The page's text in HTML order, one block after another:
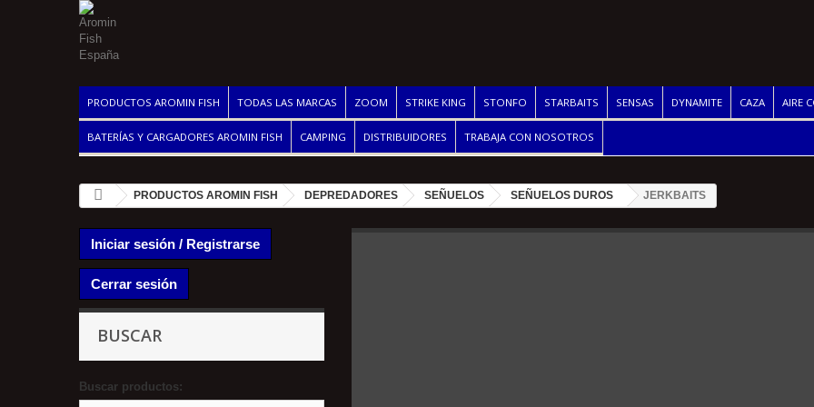
PRODUCTOS AROMIN FISH TODAS LAS MARCAS ZOOM STRIKE KING STONFO STARBAITS SENSAS DYNAMITE CAZA AIRE
BATERÍAS Y CARGADORES AROMIN FISH CAMPING DISTRIBUIDORES TRABAJA CON NOSOTROS
PRODUCTOS AROMIN FISH DEPREDADORES SEÑUELOS SEÑUELOS DUROS JERKBAITS
Iniciar sesión / Registrarse
Cerrar sesión
BUSCAR
Buscar productos: